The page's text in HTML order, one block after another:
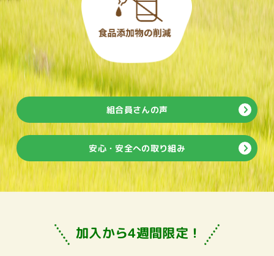
組合員さんの声
安心・安全への取り組み
加入から4週間限定！